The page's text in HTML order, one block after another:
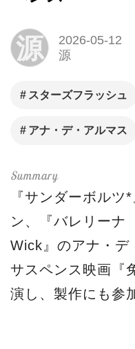
源
2026-05-12
源
スターズフラッシュ
アナ・デ・アルマス
『サンダーボルツ
ン、『バレリー
Wick』のアナ・デ
サスペンス映画『
演し、製作にも参